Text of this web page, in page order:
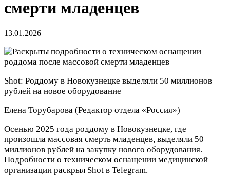
смерти младенцев
13.01.2026
Shot: Роддому в Новокузнецке выделяли 50 миллионов
рублей на новое оборудование
Елена Торубарова (Редактор отдела «Россия»)
Осенью 2025 года роддому в Новокузнецке, где
произошла массовая смерть младенцев, выделяли 50
миллионов рублей на закупку нового оборудования.
Подробности о техническом оснащении медицинской
организации раскрыл Shot в Telegram.